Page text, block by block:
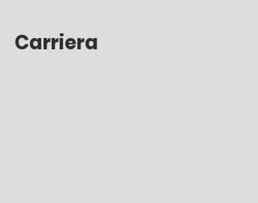
Carriera